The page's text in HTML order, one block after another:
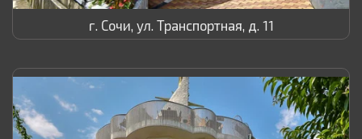
г. Сочи, ул. Транспортная, д. 11